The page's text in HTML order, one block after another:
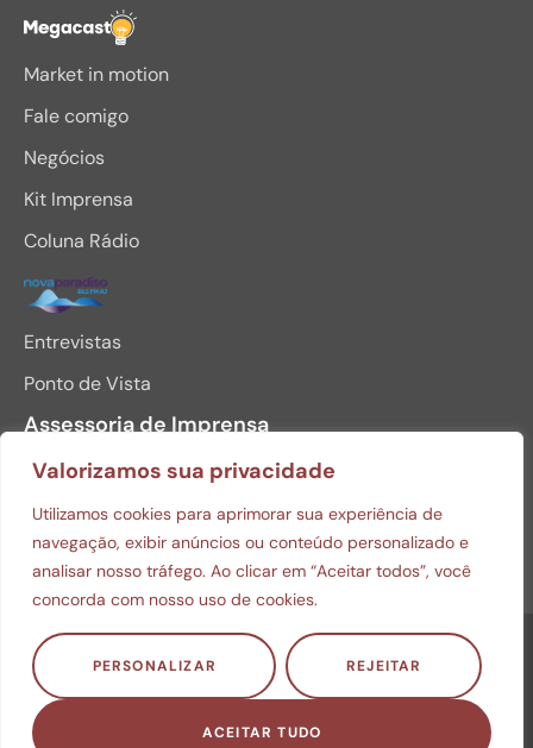
Valorizamos sua privacidade
Utilizamos cookies para aprimorar sua experiência de
navegação, exibir anúncios ou conteúdo personalizado e
analisar nosso tráfego. Ao clicar em “Aceitar todos”, você
concorda com nosso uso de cookies.
PERSONALIZAR REJEITAR
ACEITAR TUDO
Megacast
Market in motion
Fale comigo
Negócios
Kit Imprensa
Coluna Rádio
Entrevistas
Ponto de Vista
Assessoria de Imprensa
BAIXAR MINI CURRICULO
FOTOS PARA DOWNLOAD
© Copyright 2026 Julio Monteiro. Todos os direitos
reservados.
Política de privacidade